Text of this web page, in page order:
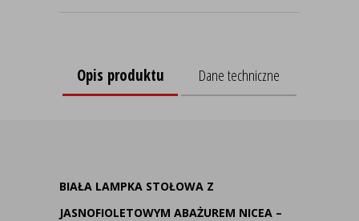
Opis produktu Dane techniczne
BIAŁA LAMPKA STOŁOWA Z
JASNOFIOLETOWYM ABAŻUREM NICEA –